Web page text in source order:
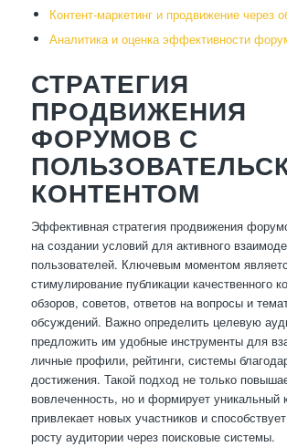
Контент-маркетинг и продвижение через
Аналитика и оценка эффективности
СТРАТЕГИЯ
ПРОДВИЖЕНИЯ
ФОРУМОВ С
КОНТЕНТОМ
Эффективная стратегия продвижения
на создании условий для активного
пользователей. Ключевым моментом
стимулирование публикации качественного
обзоров, советов, ответов на вопросы и
обсуждений. Важно определить целевую
предложить им удобные инструменты для
личные профили, рейтинги, системы
достижения. Такой подход не только
вовлеченность, но и формирует уникальный
привлекает новых участников и
росту аудитории через поисковые системы.